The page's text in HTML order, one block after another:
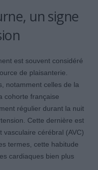
un signe
est souvent considéré
de plaisanterie.
notamment celles de la
cohorte française
régulier durant la nuit
Cette dernière est
vasculaire cérébral (AVC)
termes, cette habitude
cardiaques bien plus